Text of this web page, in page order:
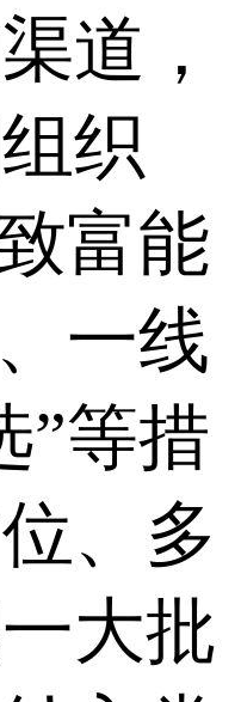
道，
织
富能
一线
”等措
、多
大批